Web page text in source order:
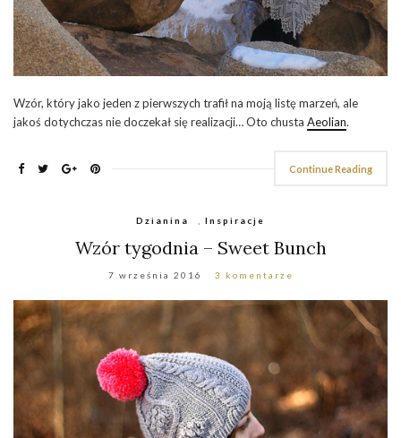
Wzór, który jako jeden z pierwszych trafił na moją listę marzeń, ale
jakoś dotychczas nie doczekał się realizacji… Oto chusta Aeolian.
Continue Reading
Dzianina Inspiracje
Wzór tygodnia – Sweet Bunch
7 września 2016 3 komentarze